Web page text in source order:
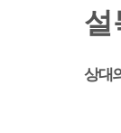
설
상대